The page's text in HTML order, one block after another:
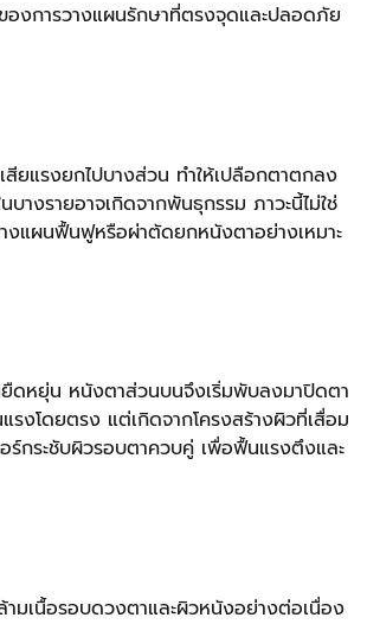
องการวางแผนรักษาที่ตรงจุดและปลอดภัย
ยแรงยกไปบางส่วน ทำให้เปลือกตาตกลง
างรายอาจเกิดจากพันธุกรรม ภาวะนี้ไม่ใช่
งแผนฟื้นฟูหรือผ่าตัดยกหนังตาอย่างเหมาะ
ยืดหยุ่น หนังตาส่วนบนจึงเริ่มพับลงมาปิดตา
งโดยตรง แต่เกิดจากโครงสร้างผิวที่เสื่อม
กระชับผิวรอบตาควบคู่ เพื่อฟื้นแรงตึงและ
มเนื้อรอบดวงตาและผิวหนังอย่างต่อเนื่อง